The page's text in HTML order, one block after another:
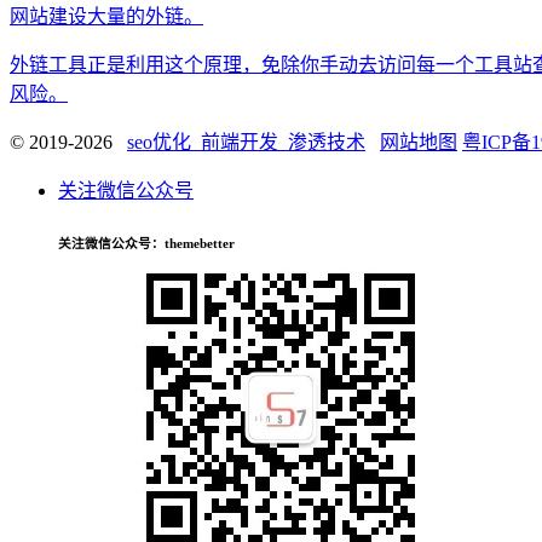
网站建设大量的外链。
外链工具正是利用这个原理，免除你手动去访问每一个工具
风险。
© 2019-2026 seo优化_前端开发_渗透技术 网站地图 粤ICP备
关注微信公众号
关注微信公众号：themebetter